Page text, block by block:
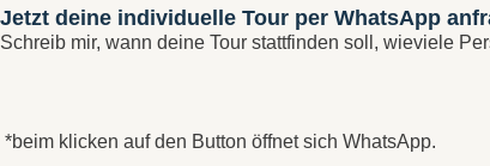
Jetzt deine individuelle Tour per WhatsApp
Schreib mir, wann deine Tour stattfinden soll, wieviele
*beim klicken auf den Button öffnet sich WhatsApp.